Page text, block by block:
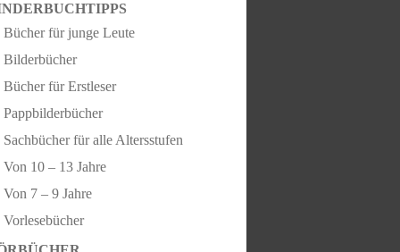
Bücher für junge Leute
Bilderbücher
Bücher für Erstleser
Pappbilderbücher
Sachbücher für alle Altersstufen
Von 10 – 13 Jahre
Von 7 – 9 Jahre
Vorlesebücher